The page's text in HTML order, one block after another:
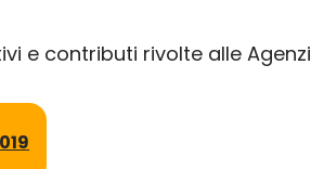
e contributi rivolte alle